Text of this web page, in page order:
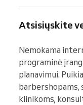
Atsisiųskite
Nemokama
programinė
planavimui.
barbershopams,
klinikoms,